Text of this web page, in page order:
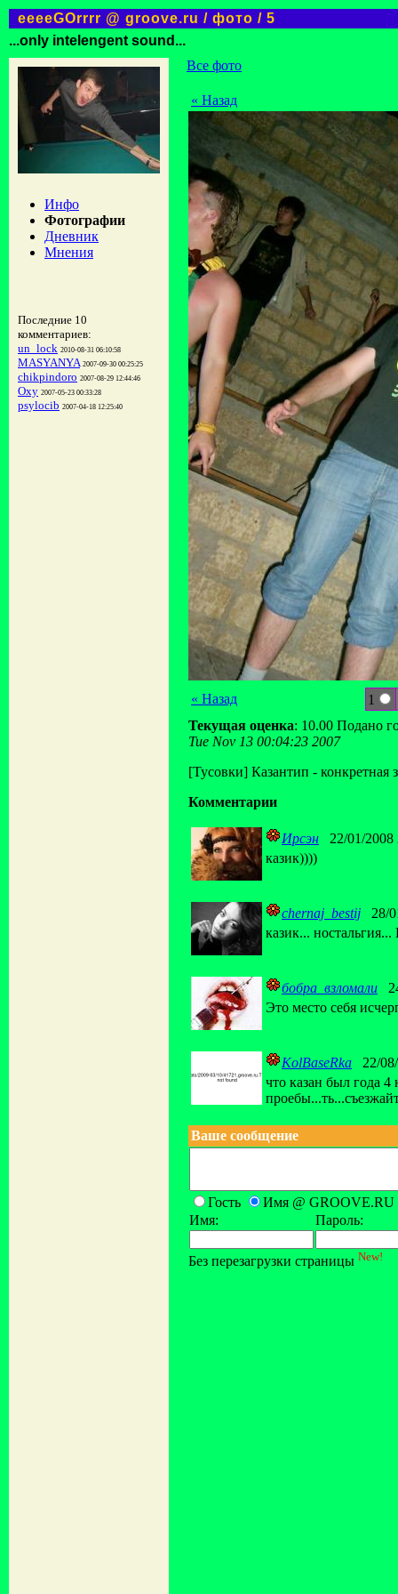
eeeeGOrrrr @ groove.ru / фото / 5
...only intelengent sound...
Инфо
Фотографии
Дневник
Мнения
Последние 10
комментариев:
un_lock 2010-08-31 06:10:58
MASYANYA 2007-09-30 00:25:25
chikpindoro 2007-08-29 12:44:46
Oxy 2007-05-23 00:33:28
psylocib 2007-04-18 12:25:40
Все фото
« Назад
« Назад 1
Текущая оценка: 10.00 Подано
Tue Nov 13 00:04:23 2007
[Тусовки] Казантип - конкретная
Комментарии
Ирсэн 22/01/2008
казик))))
chernaj_bestij 28/
казик...
бобра_взломали
Это место себя
KolBaseRka 22/
что казан был года 4
Ваше сообщение
Гость
Имя @ GROOVE.RU
Имя:
Пароль:
Без перезагрузки страницы New!